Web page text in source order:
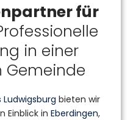
für
in einer
bieten wir
Einblick in Eberdingen,